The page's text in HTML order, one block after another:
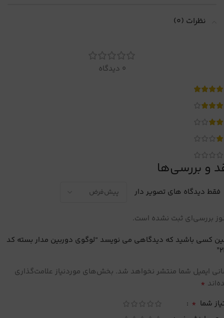
نظرات (0)
0 دیدگاه
و بررسی‌ها
فقط دیدگاه های تصویر دار
بررسی‌ای ثبت نشده است.
کسی باشید که دیدگاهی می نویسد “لوگوی دوربین مدار بسته کد
ایمیل شما منتشر نخواهد شد. بخش‌های موردنیاز علامت‌گذاری
*
شما *